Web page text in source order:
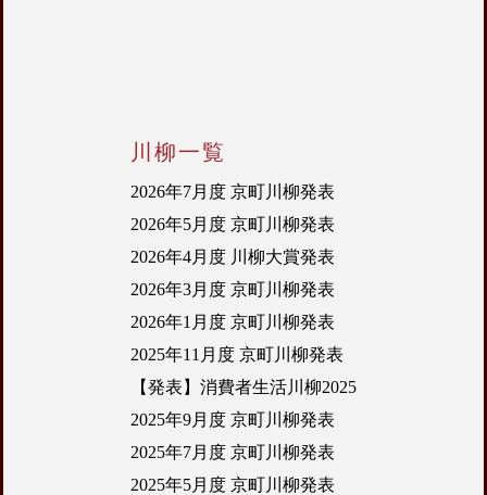
川柳一覧
2026年7月度 京町川柳発表
2026年5月度 京町川柳発表
2026年4月度 川柳大賞発表
2026年3月度 京町川柳発表
2026年1月度 京町川柳発表
2025年11月度 京町川柳発表
【発表】消費者生活川柳2025
2025年9月度 京町川柳発表
2025年7月度 京町川柳発表
2025年5月度 京町川柳発表